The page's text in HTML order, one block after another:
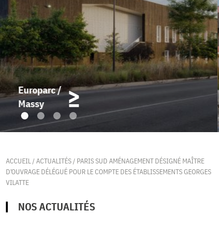
Urban Valley /
Massy
ACCUEIL/ACTUALITÉS/ PARIS SUD AMÉNAGEMENT DÉSIGNÉ MAÎTRE
D’OUVRAGE DÉLÉGUÉ POUR LE COMPTE DES ÉTABLISSEMENTS GEORGES
VILATTE
NOS ACTUALITÉS